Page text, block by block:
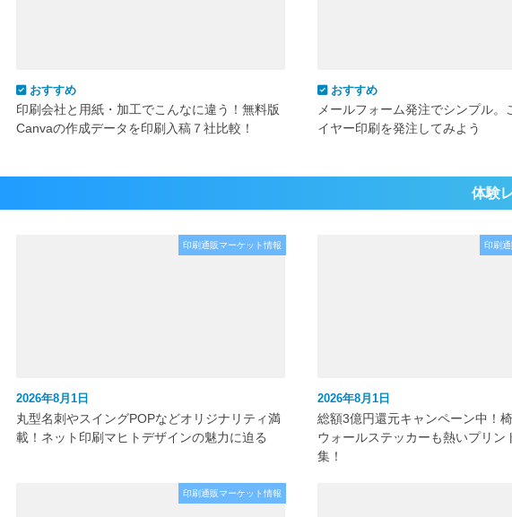
おすすめ
印刷会社と用紙・加工でこんなに違う！無料版
Canvaの作成データを印刷入稿７社比較！
おすすめ
メールフォーム発注でシンプル。
イヤー印刷を発注してみよう
体験
印刷通販マーケット情報
2026年8月1日
丸型名刺やスイングPOPなどオリジナリティ満
載！ネット印刷マヒトデザインの魅力に迫る
印刷
2026年8月1日
総額3億円還元キャンペーン中！
ウォールステッカーも熱いプリン
集！
印刷通販マーケット情報